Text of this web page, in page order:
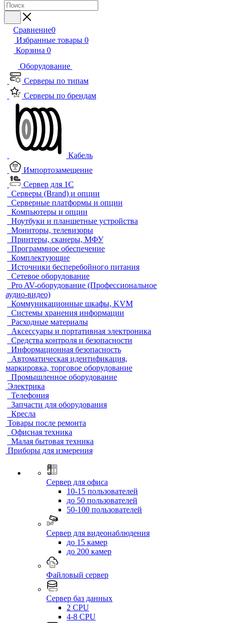
Сравнение0
Избранные товары 0
Корзина 0
Оборудование
Серверы по типам
Серверы по брендам
Кабель
Импортозамещение
Сервер для 1С
Серверы (Brand) и опции
Серверные платформы и опции
Компьютеры и опции
Ноутбуки и планшетные устройства
Мониторы, телевизоры
Принтеры, сканеры, МФУ
Программное обеспечение
Комплектующие
Источники бесперебойного питания
Сетевое оборудование
Pro AV-оборудование (Профессиональное
аудио-видео)
Коммуникационные шкафы, KVM
Системы хранения информации
Расходные материалы
Аксессуары и портативная электроника
Средства контроля и безопасности
Информационная безопасность
Автоматическая идентификация,
маркировка, торговое оборудование
Промышленное оборудование
Электрика
Телефония
Запчасти для оборудования
Кресла
Товары после ремонта
Офисная техника
Малая бытовая техника
Приборы для измерения
Сервер для офиса
10-15 пользователей
до 50 пользователей
50-100 пользователей
Сервер для видеонаблюдения
до 15 камер
до 200 камер
Файловый сервер
Сервер баз данных
2 CPU
4-8 CPU